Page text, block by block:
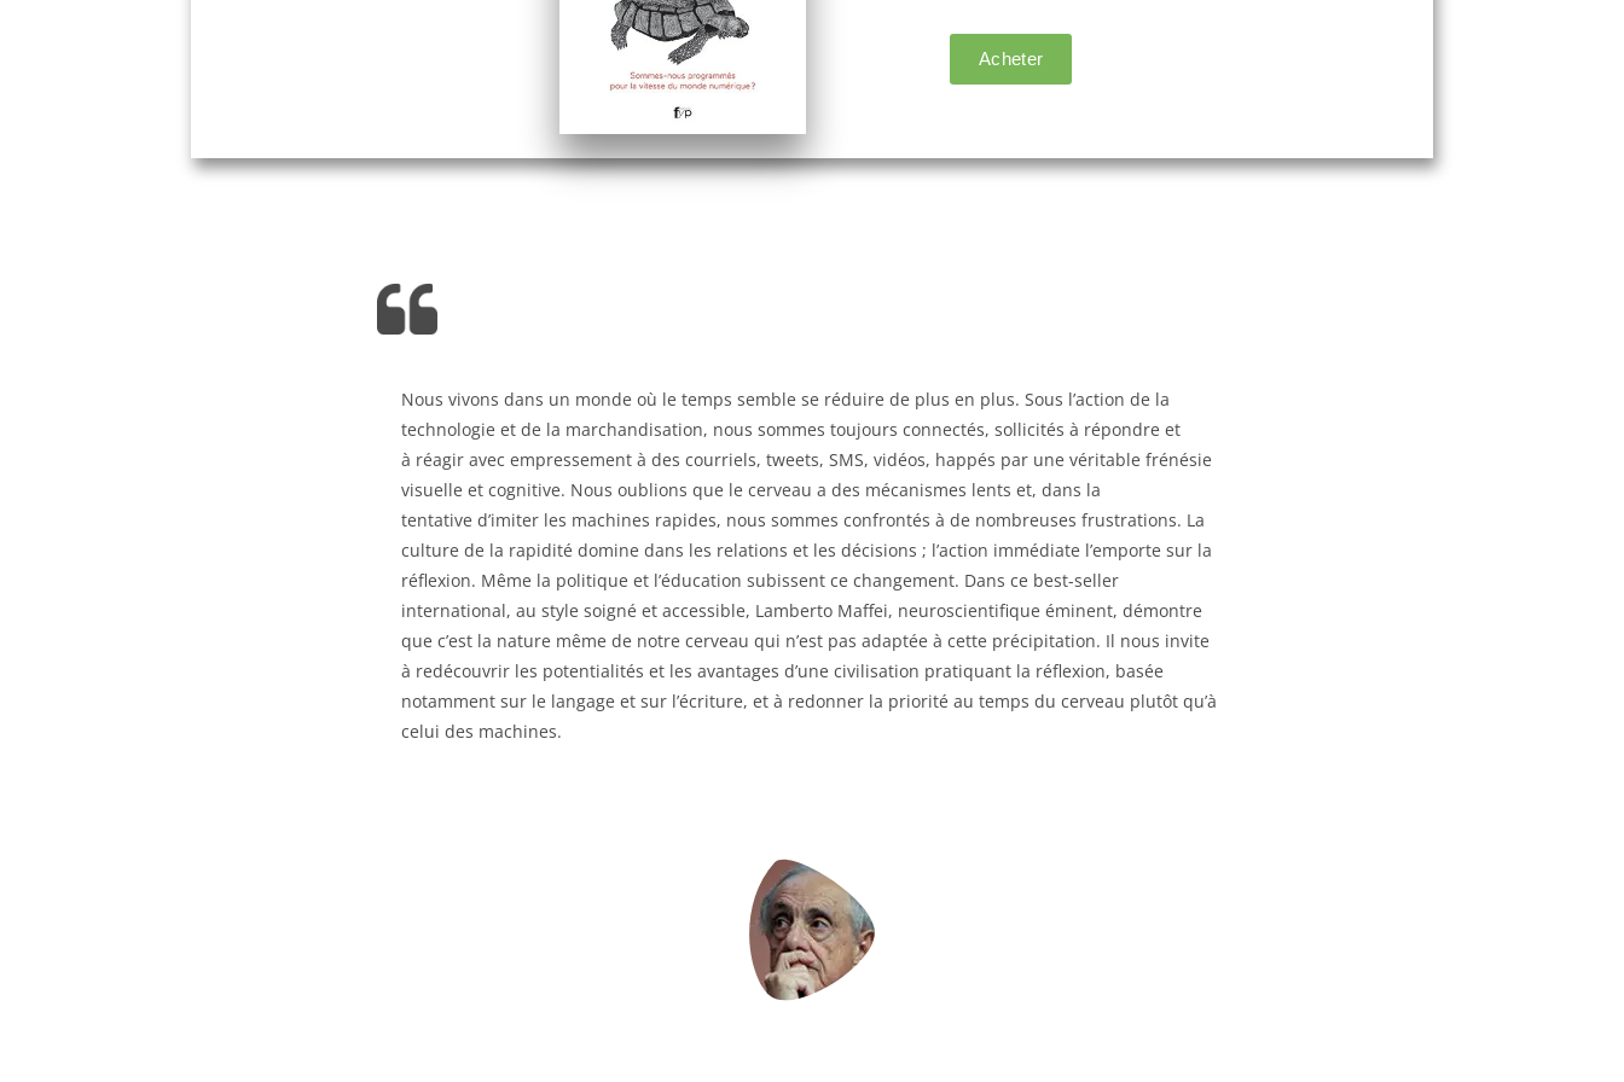
Nous vivons dans un monde où le temps semble se réduire de plus en plus. Sous l’action de la
technologie et de la marchandisation, nous sommes toujours connectés, sollicités à répondre et
à réagir avec empressement à des courriels, tweets, SMS, vidéos, happés par une véritable frénésie
visuelle et cognitive. Nous oublions que le cerveau a des mécanismes lents et, dans la
tentative d’imiter les machines rapides, nous sommes confrontés à de nombreuses frustrations. La
culture de la rapidité domine dans les relations et les décisions ; l’action immédiate l’emporte sur la
réflexion. Même la politique et l’éducation subissent ce changement. Dans ce best-seller
international, au style soigné et accessible, Lamberto Maffei, neuroscientifique éminent, démontre
que c’est la nature même de notre cerveau qui n’est pas adaptée à cette précipitation. Il nous invite
à redécouvrir les potentialités et les avantages d’une civilisation pratiquant la réflexion, basée
notamment sur le langage et sur l’écriture, et à redonner la priorité au temps du cerveau plutôt qu’à
celui des machines.